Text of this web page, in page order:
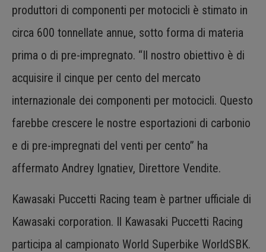
produttori di componenti per motocicli è stimato in
circa 600 tonnellate annue, sotto forma di materia
prima o di pre-impregnato. “Il nostro obiettivo è di
acquisire il cinque per cento del mercato
internazionale dei componenti per motocicli. Questo
farebbe crescere le nostre esportazioni di carbonio
e di pre-impregnati del venti per cento” ha
affermato Andrey Ignatiev, Direttore Vendite.
Kawasaki Puccetti Racing team è partner ufficiale di
Kawasaki corporation. Il Kawasaki Puccetti Racing
participa al campionato World Superbike WorldSBK.